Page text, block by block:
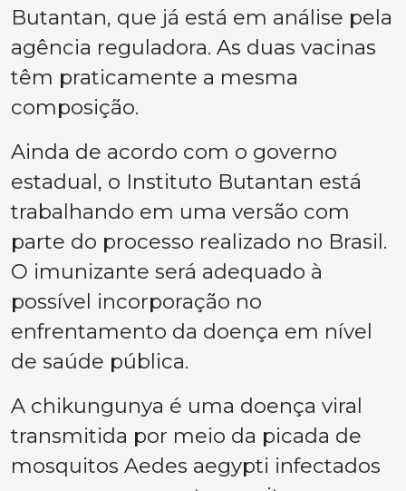
Butantan, que já está em análise pela
agência reguladora. As duas vacinas
têm praticamente a mesma
composição.
Ainda de acordo com o governo
estadual, o Instituto Butantan está
trabalhando em uma versão com
parte do processo realizado no Brasil.
O imunizante será adequado à
possível incorporação no
enfrentamento da doença em nível
de saúde pública.
A chikungunya é uma doença viral
transmitida por meio da picada de
mosquitos Aedes aegypti infectados